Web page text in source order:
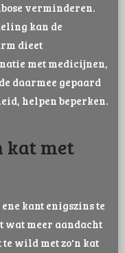
verminderen.
kan de
dieet
met medicijnen,
daarmee gepaard
helpen beperken.
kat met
kant enigszins te
wat meer aandacht
wild met zo'n kat